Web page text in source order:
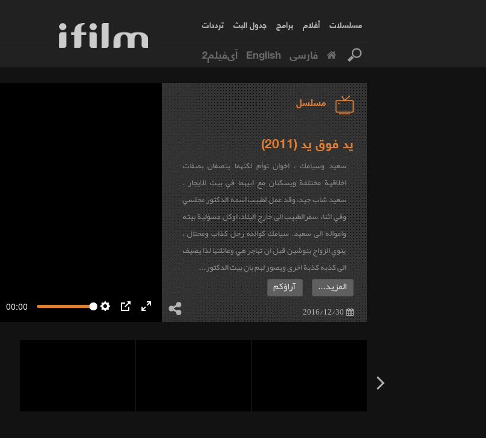
مسلسلات أفلام برامج جدول البث ترددات
فارسی English آی‌فیلم2
مسلسل
يد فوق يد (2011)
سعيد وسيامك ، اخوان توأم لكنهما يتصفان بصفات
اخلاقية مختلفة ويسكنان مع ابيهما في بيت للايجار .
سعيد شاب جيد، وقد عمل لطبيب اسمه الدكتور مجلسي
وفي اثناء سفرالطبيب الى خارج البلاد، اوكل مسؤلية بيته
وامواله الى سعيد. سيامك كوالده رجل كذاب ومحتال ،
ينوي الزواج بنوشين قبل ان تهاجر هي وعائلتها لذا يضيف
الى كذِبه كذبة اخرى ويصور لهم بان بيت الدكتور...
2016/12/30
المزيد... آراؤكم
00:00
Enter
fullscreen